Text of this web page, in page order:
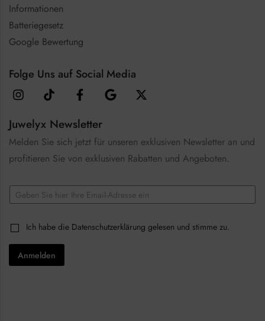
Informationen
Batteriegesetz
Google Bewertung
Folge Uns auf Social Media
Juwelyx Newsletter
Melden Sie sich jetzt für unseren exklusiven Newsletter an und
profitieren Sie von exklusiven Rabatten und Angeboten.
a
l
*
C
e
E
m
lC
h
e
k
Ich habe die Datenschutzerklärung gelesen und stimme zu.
Anmelden